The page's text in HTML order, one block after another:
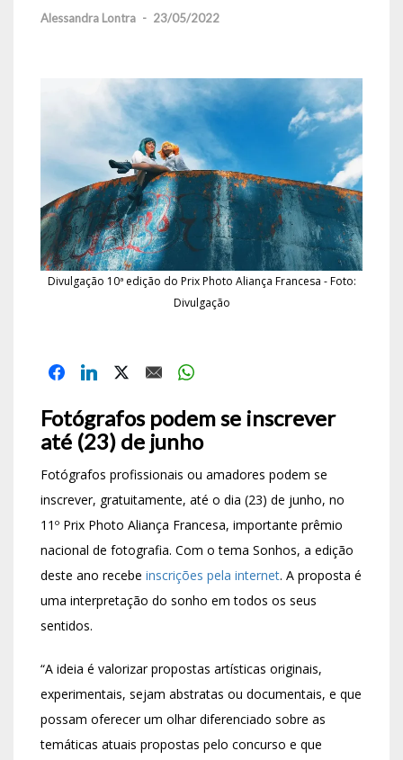
Alessandra Lontra - 23/05/2022
Divulgação 10ª edição do Prix Photo Aliança Francesa - Foto:
Divulgação
Fotógrafos podem se inscrever
até (23) de junho
Fotógrafos profissionais ou amadores podem se
inscrever, gratuitamente, até o dia (23) de junho, no
11º Prix Photo Aliança Francesa, importante prêmio
nacional de fotografia. Com o tema Sonhos, a edição
deste ano recebe inscrições pela internet. A proposta é
uma interpretação do sonho em todos os seus
sentidos.
“A ideia é valorizar propostas artísticas originais,
experimentais, sejam abstratas ou documentais, e que
possam oferecer um olhar diferenciado sobre as
temáticas atuais propostas pelo concurso e que